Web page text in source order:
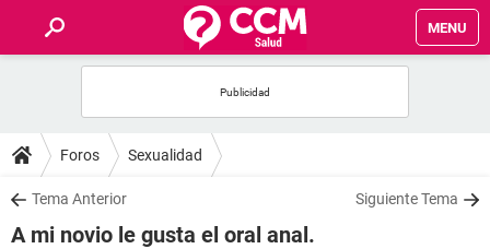
MENU
FORUMS
SALUD
Foros Sexualidad
Tema Anterior Siguiente Tema
A mi novio le gusta el oral anal.